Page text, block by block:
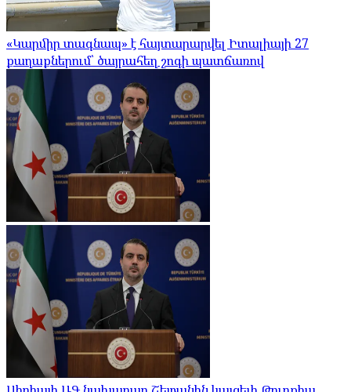
«Կարմիր տագնապ» է հայտարարվել Իտալիայի 27
քաղաքներում՝ ծայրահեղ շոգի պատճառով